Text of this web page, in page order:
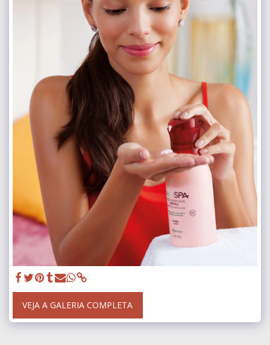
VEJA A GALERIA COMPLETA